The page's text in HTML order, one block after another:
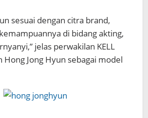
sesuai dengan citra brand,
di bidang akting,
jelas perwakilan KELL
Hong Jong Hyun sebagai model